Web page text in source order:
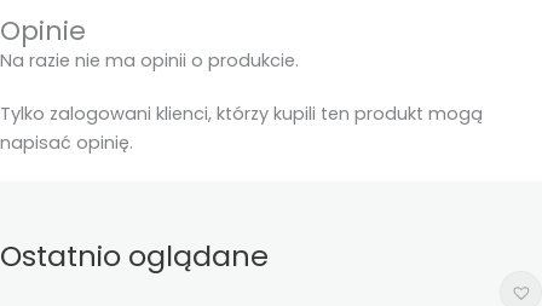
Opinie
Na razie nie ma opinii o produkcie.
Tylko zalogowani klienci, którzy kupili ten produkt mogą
napisać opinię.
Ostatnio oglądane